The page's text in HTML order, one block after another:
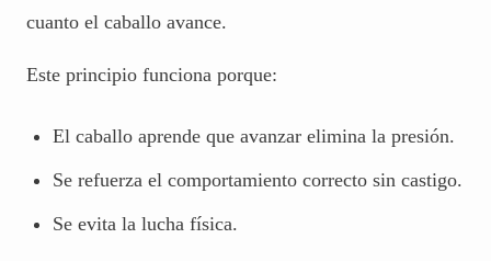
cuanto el caballo avance.
Este principio funciona porque:
El caballo aprende que avanzar elimina la presión.
Se refuerza el comportamiento correcto sin castigo.
Se evita la lucha física.